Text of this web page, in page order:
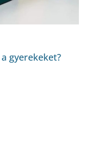
gyerekeket?